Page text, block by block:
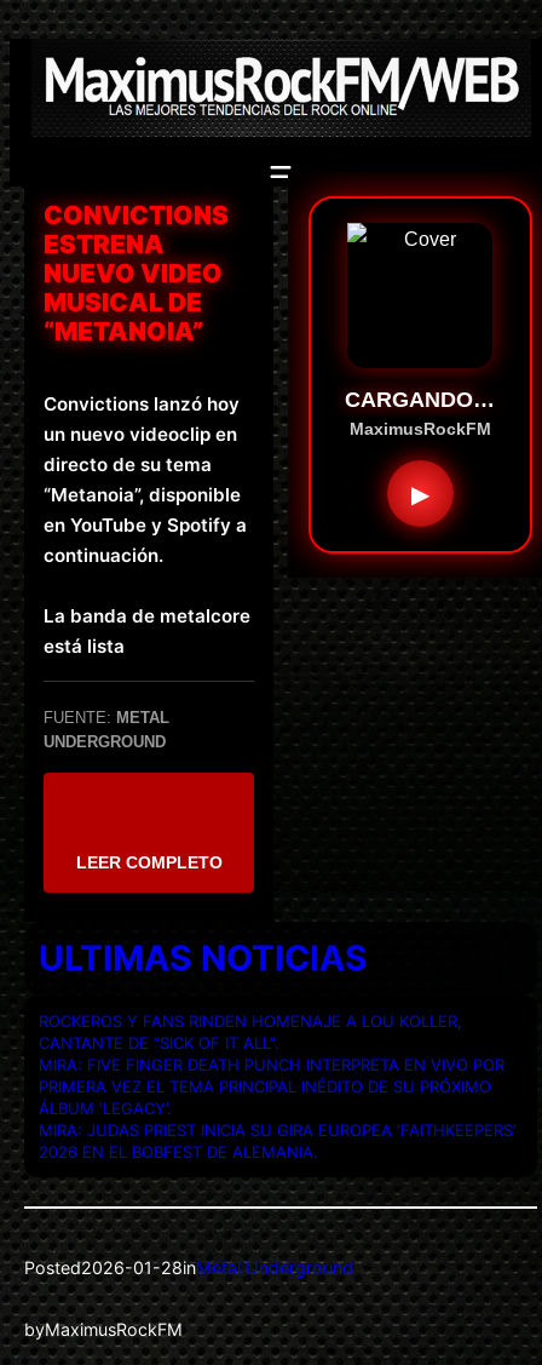
Saltar
al
contenido
CONVICTIONS
ESTRENA
NUEVO VIDEO
MUSICAL DE
“METANOIA”
Convictions lanzó hoy
un nuevo videoclip en
directo de su tema
“Metanoia”, disponible
en YouTube y Spotify a
continuación.
La banda de metalcore
está lista
FUENTE: METAL
UNDERGROUND
LEER COMPLETO
CARGANDO…
MaximusRockFM
▶
ULTIMAS NOTICIAS
ROCKEROS Y FANS RINDEN HOMENAJE A LOU KOLLER,
CANTANTE DE “SICK OF IT ALL”.
MIRA: FIVE FINGER DEATH PUNCH INTERPRETA EN VIVO POR
PRIMERA VEZ EL TEMA PRINCIPAL INÉDITO DE SU PRÓXIMO
ÁLBUM ‘LEGACY’.
MIRA: JUDAS PRIEST INICIA SU GIRA EUROPEA ‘FAITHKEEPERS’
2026 EN EL BOBFEST DE ALEMANIA.
Posted2026-01-28inMetal Underground
byMaximusRockFM